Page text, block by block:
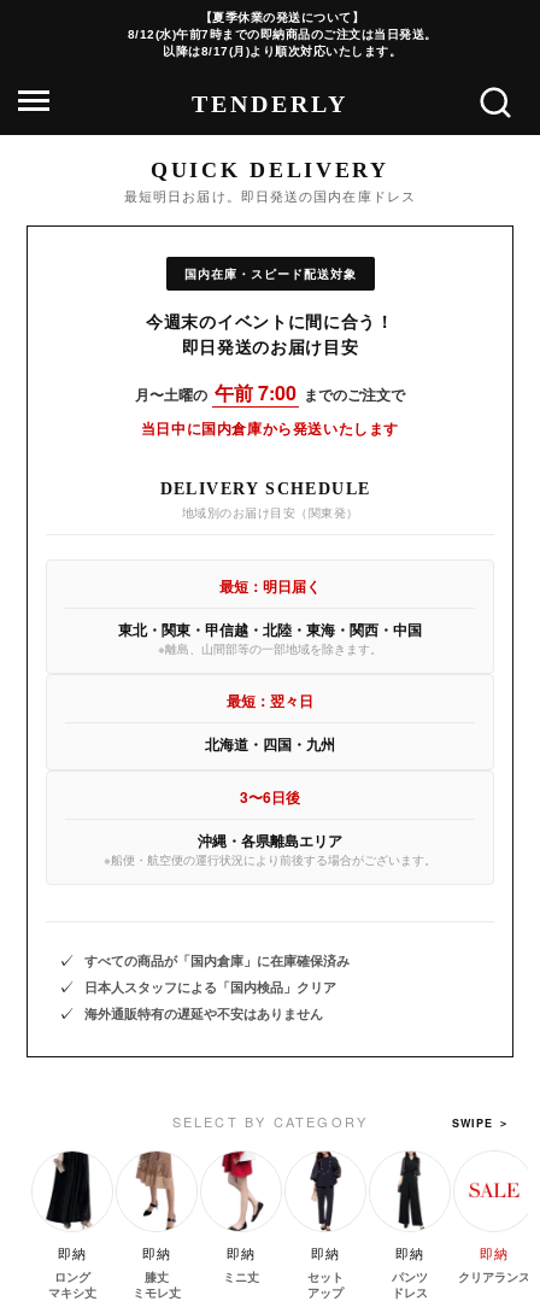
【夏季休業の発送について】
8/12(水)午前7時までの即納商品のご注文は当日発送。
以降は8/17(月)より順次対応いたします。
QUICK DELIVERY
最短明日お届け。即日発送の国内在庫ドレス
国内在庫・スピード配送対象
今週末のイベントに間に合う！
即日発送のお届け目安
月〜土曜の 午前 7:00 までのご注文で
当日中に国内倉庫から発送いたします
DELIVERY SCHEDULE
地域別のお届け目安（関東発）
最短：明日届く
東北・関東・甲信越・北陸・東海・関西・中国
※離島、山間部等の一部地域を除きます。
最短：翌々日
北海道・四国・九州
3〜6日後
沖縄・各県離島エリア
※船便・航空便の運行状況により前後する場合がございます。
✓ すべての商品が「国内倉庫」に在庫確保済み
✓ 日本人スタッフによる「国内検品」クリア
✓ 海外通販特有の遅延や不安はありません
SELECT BY CATEGORY SWIPE ＞
即納
ロング
マキシ丈
即納
膝丈
ミモレ丈
即納
ミニ丈
即納
セット
アップ
即納
パンツ
ドレス
即納
クリアランス